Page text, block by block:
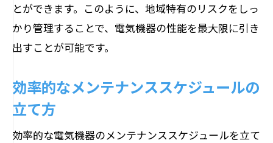
とができます。このように、地域特有のリスクをしっ
かり管理することで、電気機器の性能を最大限に引き
出すことが可能です。
効率的なメンテナンススケジュールの
立て方
効率的な電気機器のメンテナンススケジュールを立て